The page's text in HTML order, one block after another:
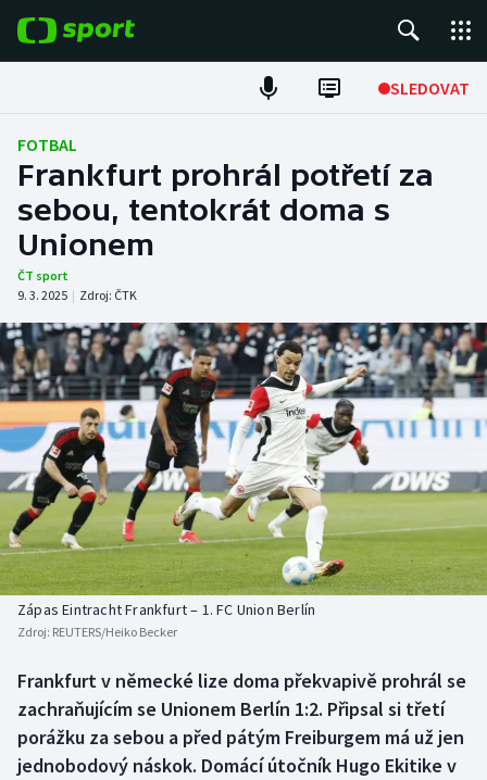
SLEDOVAT
Fotbal
Hokej
Tenis
Atletika
Cyklistika
DALŠÍ SPORTY
Americký fotbal
Baseball a softbal
Basketbal
Biatlon
Box
Curling
NEPŘEHLÉDNĚTE
Soutěže
Historické návraty
Aplikace ČT sport
FOTBAL
Frankfurt prohrál potřetí za
sebou, tentokrát doma s
Unionem
ČT sport
9. 3. 2025 | Zdroj: ČTK
Zápas Eintracht Frankfurt – 1. FC Union Berlín
Zdroj: REUTERS/Heiko Becker
Frankfurt v německé lize doma překvapivě prohrál se
zachraňujícím se Unionem Berlín 1:2. Připsal si třetí
porážku za sebou a před pátým Freiburgem má už jen
jednobodový náskok. Domácí útočník Hugo Ekitike v